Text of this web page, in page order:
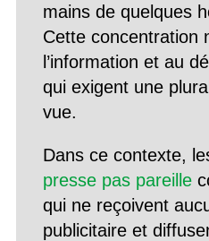
mains de quelques
Cette concentration
l’information et au
qui exigent une
vue.
Dans ce contexte,
presse pas pareille
qui ne reçoivent
publicitaire et